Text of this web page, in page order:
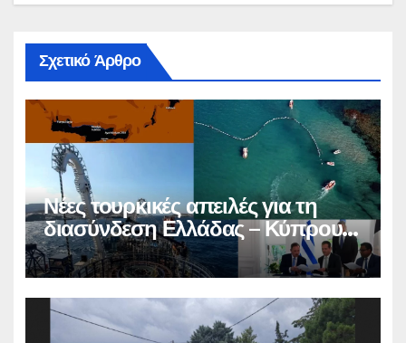
Σχετικό Άρθρο
Νέες τουρκικές απειλές για τη
διασύνδεση Ελλάδας – Κύπρου –
Ισραήλ